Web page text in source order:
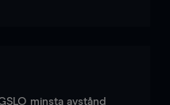
minsta avstånd